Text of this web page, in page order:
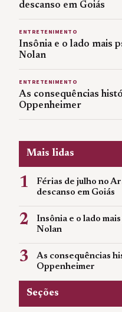
descanso em Goiás
ENTRETENIMENTO
Insônia e o lado mais
Nolan
ENTRETENIMENTO
As consequências
Oppenheimer
Mais lidas
1
Férias de julho no
descanso em Goiás
2
Insônia e o lado
Nolan
3
As consequências
Oppenheimer
Seções